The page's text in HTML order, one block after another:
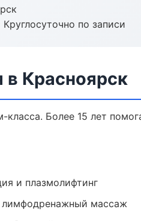
Круглосуточно по записи
в Красноярск
класса. Более 15 лет
и плазмолифтинг
лимфодренажный массаж